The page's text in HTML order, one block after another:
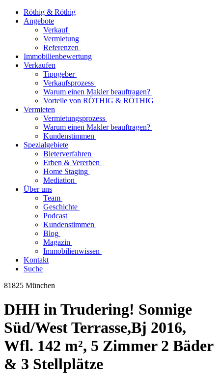
Röthig & Röthig
Angebote
Verkauf
Vermietung
Referenzen
Immobilienbewertung
Verkaufen
Tippgeber
Verkaufsprozess
Warum einen Makler beauftragen?
Vorteile von RÖTHIG & RÖTHIG
Vermieten
Vermietungsprozess
Warum einen Makler beauftragen?
Kundenstimmen
Spezialgebiete
Bieterverfahren
Erben & Vererben
Home Staging
Mediation
Über uns
Team
Geschichte
Podcast
Kundenstimmen
Blog
Magazin
Immobilienwissen
Kontakt
Suche
81825 München
DHH in Trudering! Sonnige
Süd/West Terrasse,Bj 2016,
Wfl. 142 m², 5 Zimmer 2 Bäder
& 3 Stellplätze